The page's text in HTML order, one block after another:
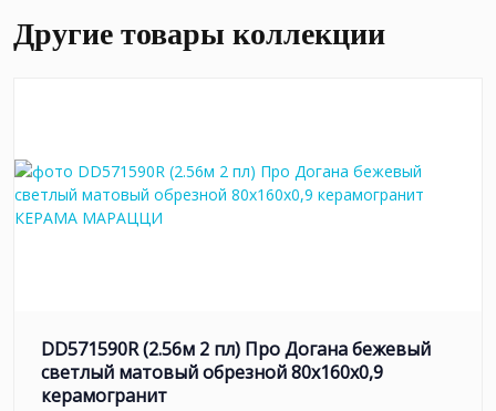
Другие товары коллекции
DD571590R (2.56м 2 пл) Про Догана бежевый
светлый матовый обрезной 80x160x0,9
керамогранит